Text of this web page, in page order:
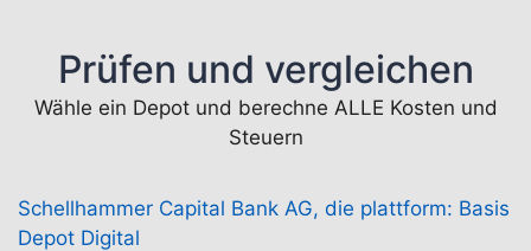
Prüfen und vergleichen
Wähle ein Depot und berechne ALLE Kosten und
Steuern
Schellhammer Capital Bank AG, die plattform: Basis
Depot Digital